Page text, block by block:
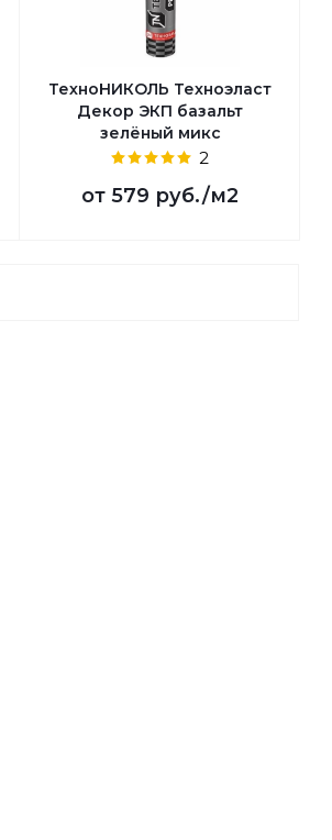
ТехноНИКОЛЬ Техноэласт
Декор ЭКП базальт
зелёный микс
2
от 579 руб./м2